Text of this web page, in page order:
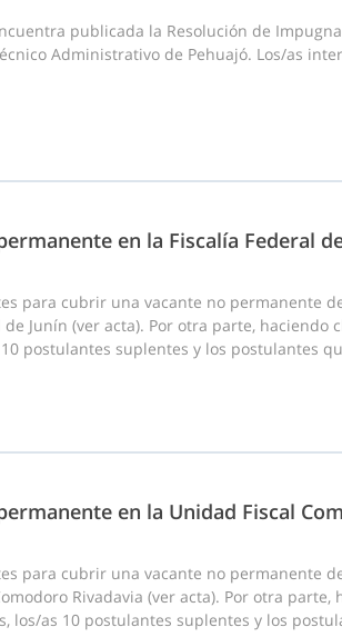
publicada la Resolución de
Administrativo de Pehuajó. Los/as
en la Fiscalía Federal
para cubrir una vacante no permanente
Junín (ver acta). Por otra parte,
postulantes suplentes y los postulantes
en la Unidad Fiscal
para cubrir una vacante no permanente
Rivadavia (ver acta). Por otra
as 10 postulantes suplentes y los